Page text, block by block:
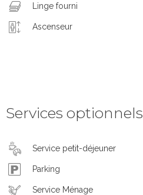
Linge fourni
Ascenseur
Services optionnels
Service petit-déjeuner
Parking
Service Ménage